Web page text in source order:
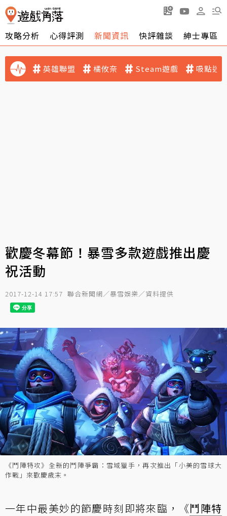
攻略分析 心得評測 新聞資訊 快評雜談 紳士專區
英雄聯盟 橘攸奈 Steam遊戲 吸點迷
歡慶冬幕節！暴雪多款遊戲推出慶
祝活動
2017-12-14 17:57 聯合新聞網／暴雪娛樂／資料提供
《鬥陣特攻》全新的鬥陣爭霸：雪域獵手，再次推出「小美的雪球大
作戰」來歡慶歲末。
一年中最美妙的節慶時刻即將來臨，《鬥陣特